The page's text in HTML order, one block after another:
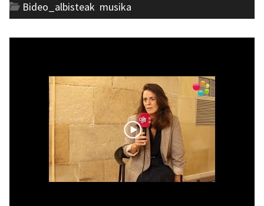
Bideo_albisteak musika